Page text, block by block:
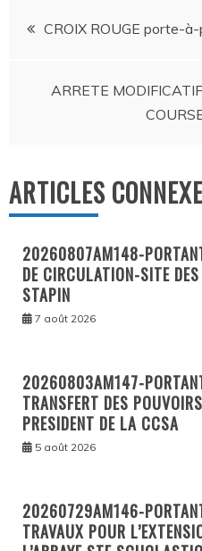
Navigation
CROIX ROUGE porte-
ARRETE
ARTICLES
20260807AM148-
DE CIRCULATION-SITE
STAPIN
7 août 2026
20260803AM147-
TRANSFERT DES
PRESIDENT DE LA CCSA
5 août 2026
20260729AM146-
TRAVAUX POUR